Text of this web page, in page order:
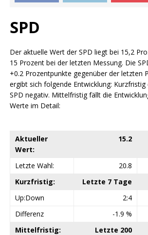
SPD
Der aktuelle Wert der SPD liegt bei 15,2
15 Prozent bei der letzten Messung. Die
+0.2 Prozentpunkte gegenüber der letzten
ergibt sich folgende Entwicklung:
SPD negativ. Mittelfristig fällt die
Werte im Detail:
Aktueller
Wert:
15.2
Letzte Wahl: 20.8
Kurzfristig:
Letzte 7 Tage
Up:Down
2:4
Differenz
-1.9 %
Mittelfristig:
Letzte 200